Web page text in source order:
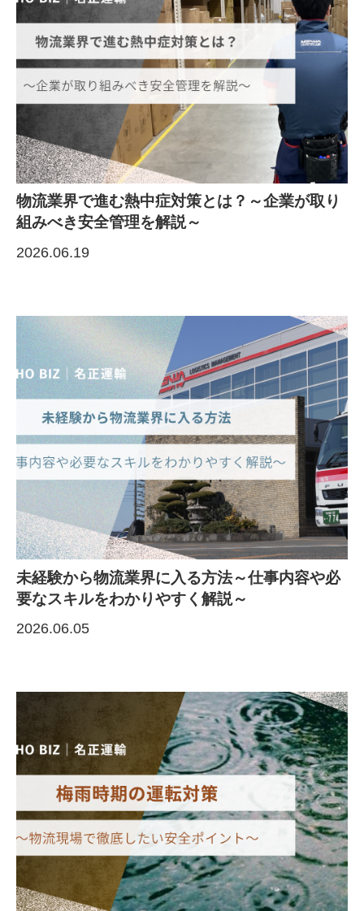
物流業界で進む熱中症対策とは？～企業が取り
組みべき安全管理を解説～
2026.06.19
未経験から物流業界に入る方法～仕事内容や必
要なスキルをわかりやすく解説～
2026.06.05